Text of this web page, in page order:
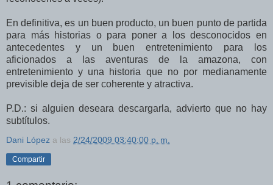
En definitiva, es un buen producto, un buen punto de partida
para más historias o para poner a los desconocidos en
antecedentes y un buen entretenimiento para los
aficionados a las aventuras de la amazona, con
entretenimiento y una historia que no por medianamente
previsible deja de ser coherente y atractiva.
P.D.: si alguien deseara descargarla, advierto que no hay
subtítulos.
Dani López a las 2/24/2009 03:40:00 p. m.
Compartir